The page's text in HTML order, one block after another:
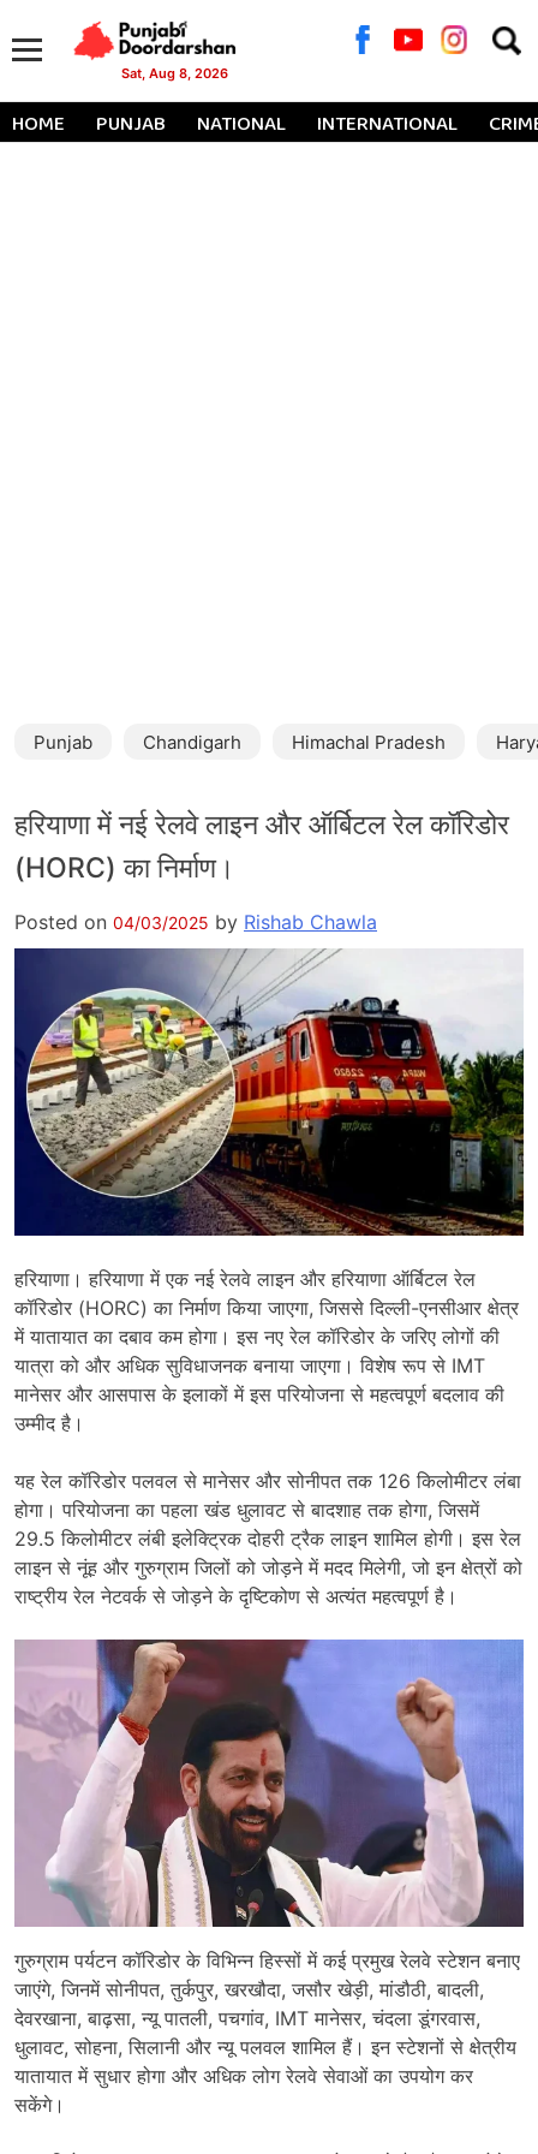
Sat, Aug 8, 2026
for:
HOME PUNJAB NATIONAL INTERNATIONAL
Punjab Chandigarh Himachal Pradesh
हरियाणा में नई रेलवे लाइन और ऑर्बिटल रेल कॉरिडोर
(HORC) का निर्माण।
Posted on 04/03/2025 by Rishab Chawla
हरियाणा। हरियाणा में एक नई रेलवे लाइन और हरियाणा ऑर्बिटल रेल
कॉरिडोर (HORC) का निर्माण किया जाएगा, जिससे दिल्ली-एनसीआर क्षेत्र
में यातायात का दबाव कम होगा। इस नए रेल कॉरिडोर के जरिए लोगों की
यात्रा को और अधिक सुविधाजनक बनाया जाएगा। विशेष रूप से IMT
मानेसर और आसपास के इलाकों में इस परियोजना से महत्वपूर्ण बदलाव की
उम्मीद है।
यह रेल कॉरिडोर पलवल से मानेसर और सोनीपत तक 126 किलोमीटर लंबा
होगा। परियोजना का पहला खंड धुलावट से बादशाह तक होगा, जिसमें
29.5 किलोमीटर लंबी इलेक्ट्रिक दोहरी ट्रैक लाइन शामिल होगी। इस रेल
लाइन से नूंह और गुरुग्राम जिलों को जोड़ने में मदद मिलेगी, जो इन क्षेत्रों को
राष्ट्रीय रेल नेटवर्क से जोड़ने के दृष्टिकोण से अत्यंत महत्वपूर्ण है।
गुरुग्राम पर्यटन कॉरिडोर के विभिन्न हिस्सों में कई प्रमुख रेलवे स्टेशन बनाए
जाएंगे, जिनमें सोनीपत, तुर्कपुर, खरखौदा, जसौर खेड़ी, मांडौठी, बादली,
देवरखाना, बाढ़सा, न्यू पातली, पचगांव, IMT मानेसर, चंदला डूंगरवास,
धुलावट, सोहना, सिलानी और न्यू पलवल शामिल हैं। इन स्टेशनों से क्षेत्रीय
यातायात में सुधार होगा और अधिक लोग रेलवे सेवाओं का उपयोग कर
सकेंगे।